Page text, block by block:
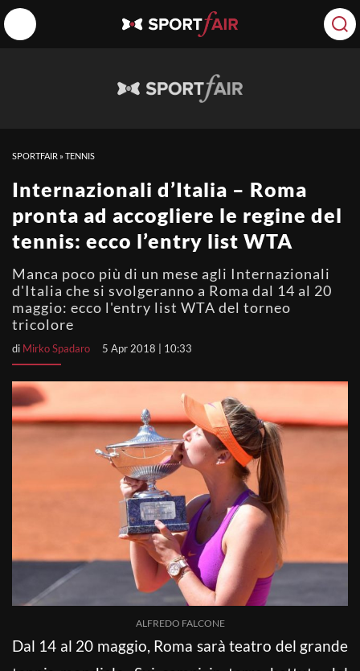
SPORTFAIR »TENNIS
Internazionali d’Italia – Roma
pronta ad accogliere le regine del
tennis: ecco l’entry list WTA
Manca poco più di un mese agli Internazionali
d'Italia che si svolgeranno a Roma dal 14 al 20
maggio: ecco l'entry list WTA del torneo
tricolore
di Mirko Spadaro 5 Apr 2018 | 10:33
ALFREDO FALCONE
Dal 14 al 20 maggio, Roma sarà teatro del grande